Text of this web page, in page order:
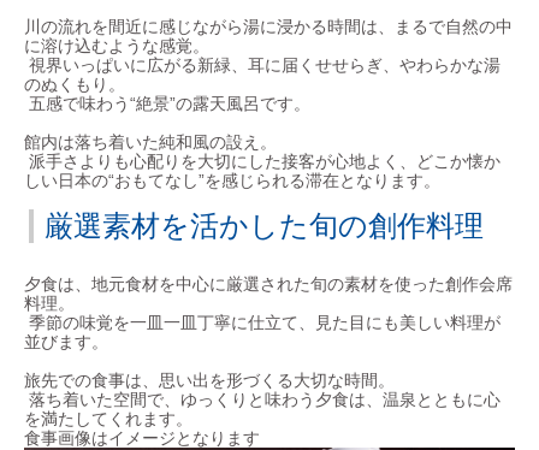
川の流れを間近に感じながら湯に浸かる時間は、まるで自然の中
に溶け込むような感覚。
視界いっぱいに広がる新緑、耳に届くせせらぎ、やわらかな湯
のぬくもり。
五感で味わう“絶景”の露天風呂です。
館内は落ち着いた純和風の設え。
派手さよりも心配りを大切にした接客が心地よく、どこか懐か
しい日本の“おもてなし”を感じられる滞在となります。
厳選素材を活かした旬の創作料理
夕食は、地元食材を中心に厳選された旬の素材を使った創作会席
料理。
季節の味覚を一皿一皿丁寧に仕立て、見た目にも美しい料理が
並びます。
旅先での食事は、思い出を形づくる大切な時間。
落ち着いた空間で、ゆっくりと味わう夕食は、温泉とともに心
を満たしてくれます。
食事画像はイメージとなります